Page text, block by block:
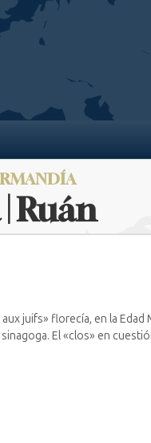
Ruán
juifs» florecía, en la Edad
El «clos» en